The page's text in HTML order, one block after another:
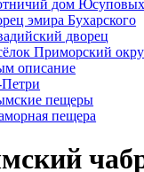
дом Юсуповых
эмира Бухарского
дворец
Приморский
описание
пещеры
пещера